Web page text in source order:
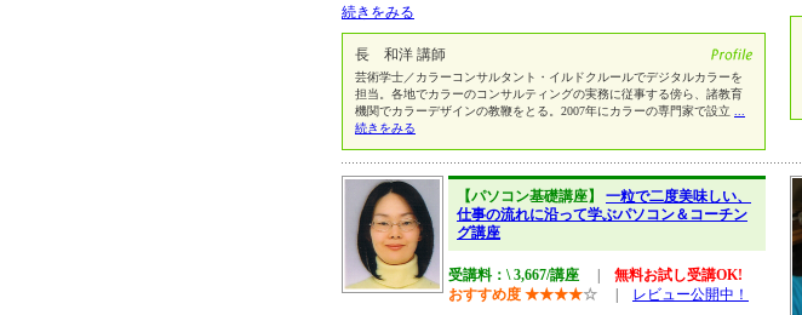
続きをみる
長 和洋 講師
芸術学士／カラーコンサルタント・イルドクルールでデジタルカラーを
担当。各地でカラーのコンサルティングの実務に従事する傍ら、諸教育
機関でカラーデザインの教鞭をとる。2007年にカラーの専門家で設立
続きをみる
【パソコン基礎講座】 一粒で二度美味しい、
仕事の流れに沿って学ぶパソコン＆コーチン
グ講座
受講料：\ 3,667/講座
無料お試し受講OK!
おすすめ度 ★★★★☆
レビュー公開中！